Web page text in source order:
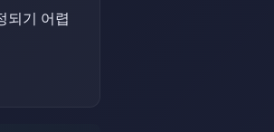
되기 어렵